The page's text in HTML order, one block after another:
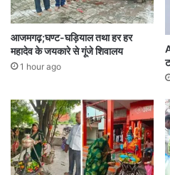
आजमगढ़;घण्ट-घड़ियाल तथा हर हर
महादेव के जयकारे से गूंजे शिवालय
1 hour ago